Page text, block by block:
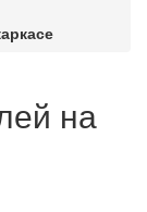
на